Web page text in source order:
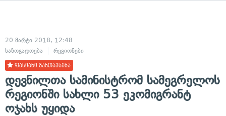
20 მარტი 2018, 12:48
საზოგადოება
რეგიონები
ფასიანი განთავსება
დევნილთა სამინისტრომ სამეგრელოს
რეგიონში სახლი 53 ეკომიგრანტ
ოჯახს უყიდა